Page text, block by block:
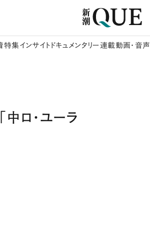
特集 インサイト ドキュメンタリー 連載動画・音声
中ロ・ユーラ